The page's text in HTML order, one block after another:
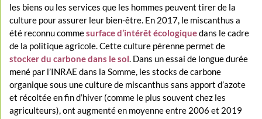
les biens ou les services que les hommes peuvent tirer de la
culture pour assurer leur bien-être. En 2017, le miscanthus a
été reconnu commesurface d’intérêt écologiquedans le cadre
de la politique agricole. Cette culture pérenne permet de
stocker du carbone dans le sol . Dans un essai de longue durée
mené par l’INRAE dans la Somme, les stocks de carbone
organique sous une culture de miscanthus sans apport d’azote
et récoltée en fin d’hiver (comme le plus souvent chez les
agriculteurs), ont augmenté en moyenne entre 2006 et 2019